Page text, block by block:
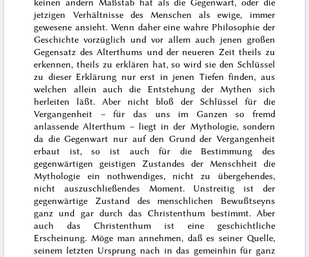
jetzigen Verhältnisse des Menschen als ewige, immer
gewesene ansieht. Wenn daher eine wahre Philosophie der
Geschichte vorzüglich und vor allem auch jenen großen
Gegensatz des Alterthums und der neueren Zeit theils zu
erkennen, theils zu erklären hat, so wird sie den Schlüssel
zu dieser Erklärung nur erst in jenen Tiefen finden, aus
welchen allein auch die Entstehung der Mythen sich
herleiten läßt. Aber nicht bloß der Schlüssel für die
Vergangenheit – für das uns im Ganzen so fremd
anlassende Alterthum – liegt in der Mythologie, sondern
da die Gegenwart nur auf den Grund der Vergangenheit
erbaut ist, so ist auch für die Bestimmung des
gegenwärtigen geistigen Zustandes der Menschheit die
Mythologie ein nothwendiges, nicht zu übergehendes,
nicht auszuschließendes Moment. Unstreitig ist der
gegenwärtige Zustand des menschlichen Bewußtseyns
ganz und gar durch das Christenthum bestimmt. Aber
auch das Christenthum ist eine geschichtliche
Erscheinung. Möge man annehmen, daß es seiner Quelle,
seinem letzten Ursprung nach in das gemeinhin für ganz